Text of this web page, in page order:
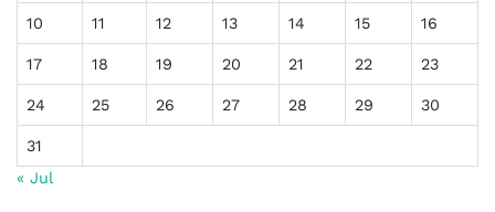
10 11 12 13 14 15 16
17 18 19 20 21 22 23
24 25 26 27 28 29 30
31
« Jul